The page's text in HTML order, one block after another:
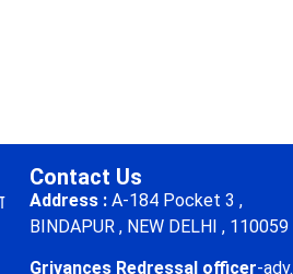
Contact Us
Address : A-184 Pocket 3 ,
BINDAPUR , NEW DELHI , 110059
Grivances Redressal officer-adv.